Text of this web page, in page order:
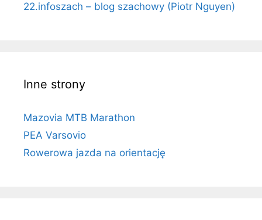
22.infoszach – blog szachowy (Piotr Nguyen)
Inne strony
Mazovia MTB Marathon
PEA Varsovio
Rowerowa jazda na orientację